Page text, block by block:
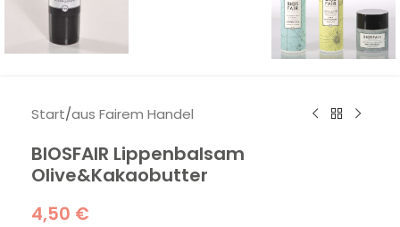
Start/aus Fairem Handel
BIOSFAIR Lippenbalsam
Olive&Kakaobutter
4,50 €